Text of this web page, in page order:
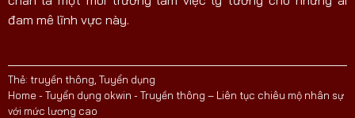
đam mê lĩnh vực này.
Thẻ: truyền thông Tuyển dụng
Home - Tuyển dụng okwin - Truyền thông – Liên tục chiêu mộ nhân sự
với mức lương cao